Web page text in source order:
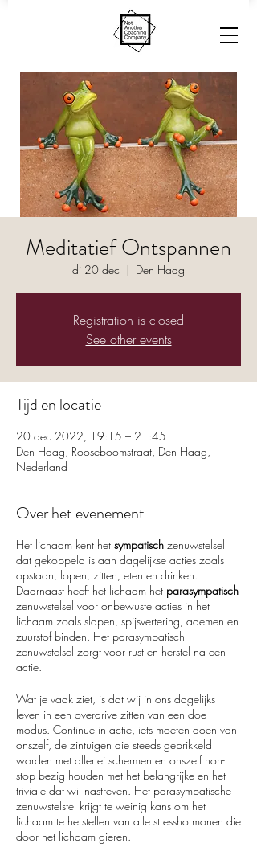
Meditatief Ontspannen
di 20 dec
  |
Den Haag
Registration is closed
See other events
Tijd en locatie
20 dec 2022, 19:15 – 21:45
Den Haag, Rooseboomstraat, Den Haag,
Nederland
Over het evenement
Het lichaam kent het sympatisch zenuwstelsel
dat gekoppeld is aan dagelijkse acties zoals
opstaan, lopen, zitten, eten en drinken.
Daarnaast heeft het lichaam het parasympatisch
zenuwstelsel voor onbewuste acties in het
lichaam zoals slapen, spijsvertering, ademen en
zuurstof binden. Het parasympatisch
zenuwstelsel zorgt voor rust en herstel na een
actie.
Wat je vaak ziet, is dat wij in ons dagelijks
leven in een overdrive zitten van een doe-
modus. Continue in actie, iets moeten doen van
onszelf, de zintuigen die steeds geprikkeld
worden met allerlei schermen en onszelf non-
stop bezig houden met het belangrijke en het
triviale dat wij nastreven. Het parasympatische
zenuwstelstel krijgt te weinig kans om het
lichaam te herstellen van alle stresshormonen die
door het lichaam gieren.